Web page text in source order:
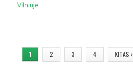
Vilniuje
PUSLAPIAI
1 2 3 4 KITAS ›